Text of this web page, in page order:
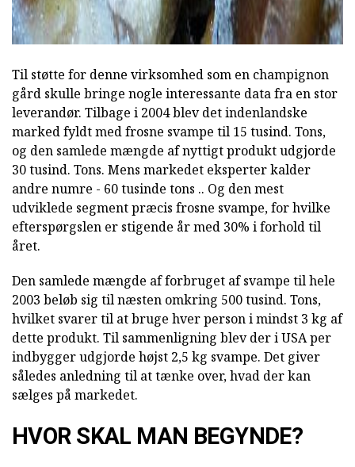
Til støtte for denne virksomhed som en champignon
gård skulle bringe nogle interessante data fra en stor
leverandør. Tilbage i 2004 blev det indenlandske
marked fyldt med frosne svampe til 15 tusind. Tons,
og den samlede mængde af nyttigt produkt udgjorde
30 tusind. Tons. Mens markedet eksperter kalder
andre numre - 60 tusinde tons .. Og den mest
udviklede segment præcis frosne svampe, for hvilke
efterspørgslen er stigende år med 30% i forhold til
året.
Den samlede mængde af forbruget af svampe til hele
2003 beløb sig til næsten omkring 500 tusind. Tons,
hvilket svarer til at bruge hver person i mindst 3 kg af
dette produkt. Til sammenligning blev der i USA per
indbygger udgjorde højst 2,5 kg svampe. Det giver
således anledning til at tænke over, hvad der kan
sælges på markedet.
HVOR SKAL MAN BEGYNDE?